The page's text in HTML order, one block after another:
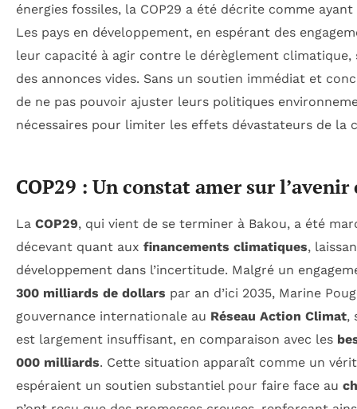
énergies fossiles, la COP29 a été décrite comme
Les pays en développement, en espérant des
leur capacité à agir contre le dérèglement climatique,
des annonces vides. Sans un soutien immédiat et
de ne pas pouvoir ajuster leurs politiques
nécessaires pour limiter les effets dévastateurs de la
COP29 : Un constat amer sur
La COP29, qui vient de se terminer à Bakou, a été
décevant quant aux financements climatiques,
développement dans l’incertitude. Malgré un
300 milliards de dollars par an d’ici 2035, Marine
gouvernance internationale au Réseau Action Climat,
est largement insuffisant, en comparaison avec les
000 milliards. Cette situation apparaît comme un
espéraient un soutien substantiel pour faire face au